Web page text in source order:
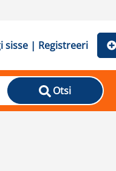
sisse | Registreeri
Otsi